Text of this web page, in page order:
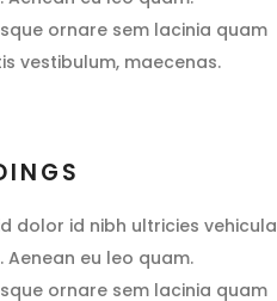
ornare sem lacinia quam
vestibulum, maecenas.
dolor id nibh ultricies vehicula
Aenean eu leo quam.
ornare sem lacinia quam